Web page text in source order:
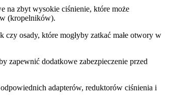
na zbyt wysokie ciśnienie, które może
(kropelników).
czy osady, które mogłyby zatkać małe otwory w
zapewnić dodatkowe zabezpieczenie przed
adapterów, reduktorów ciśnienia i